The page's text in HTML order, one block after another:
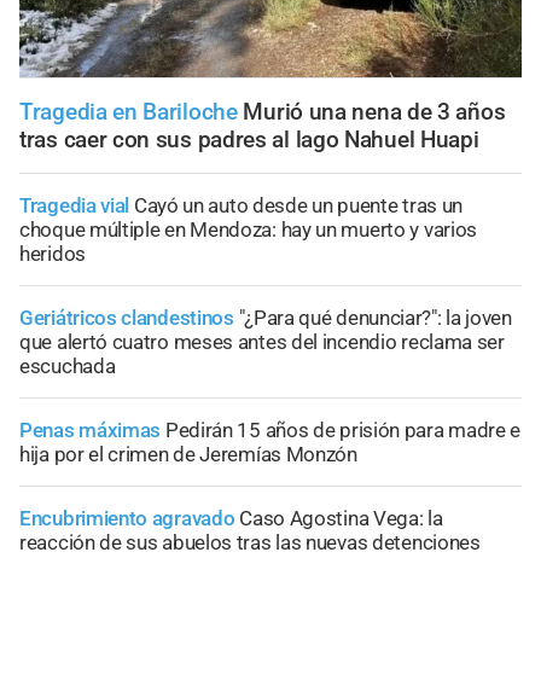
Tragedia en Bariloche Murió una nena de 3 años
tras caer con sus padres al lago Nahuel Huapi
Tragedia vial Cayó un auto desde un puente tras un
choque múltiple en Mendoza: hay un muerto y varios
heridos
Geriátricos clandestinos "¿Para qué denunciar?": la joven
que alertó cuatro meses antes del incendio reclama ser
escuchada
Penas máximas Pedirán 15 años de prisión para madre e
hija por el crimen de Jeremías Monzón
Encubrimiento agravado Caso Agostina Vega: la
reacción de sus abuelos tras las nuevas detenciones